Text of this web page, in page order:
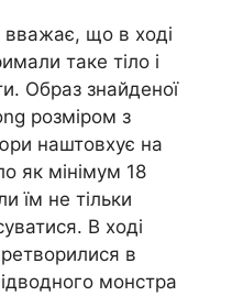
вважає, що в ході
таке тіло і
Образ знайденої
розміром з
наштовхує на
як мінімум 18
їм не тільки
В ході
в
монстра